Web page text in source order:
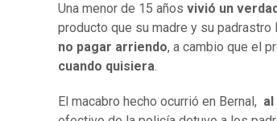
Una menor de 15 años vivió un
producto que su madre y su
no pagar arriendo, a cambio que el
cuando quisiera.
El macabro hecho ocurrió en Bernal,